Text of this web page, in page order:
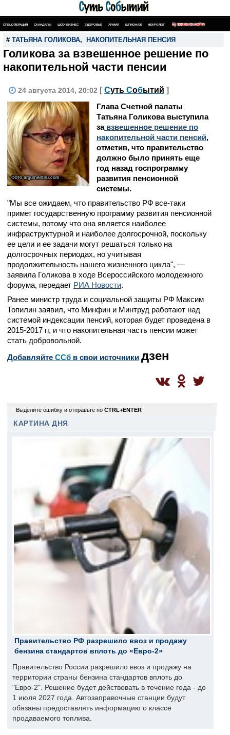
СПЕЦОПЕРАЦИЯ СКАНДАЛЫ ШОУ-БИЗНЕС ЗДОРОВЬЕ АРМИЯ ШПИОНАЖ НЕКРОЛОГ ПОИСК ПО САЙТУ
# ТАТЬЯНА ГОЛИКОВА, НАКОПИТЕЛЬНАЯ ПЕНСИЯ
Голикова за взвешенное решение по
накопительной части пенсии
24 августа 2014, 20:02 [ Суть Событий ]
Фото argumentiru.com
Глава Счетной палаты
Татьяна Голикова выступила
завзвешенное решение по
накопительной части пенсий,
отметив, что правительство
должно было принять еще
год назад госпрограмму
развития пенсионной
системы.
"Мы все ожидаем, что правительство РФ все-таки
примет государственную программу развития пенсионной
системы, потому что она является наиболее
инфраструктурной и наиболее долгосрочной, поскольку
ее цели и ее задачи могут решаться только на
долгосрочных периодах, но учитывая
продолжительность нашего жизненного цикла", —
заявила Голикова в ходе Всероссийского молодежного
форума, передает РИА Новости.
Ранее министр труда и социальной защиты РФ Максим
Топилин заявил, что Минфин и Минтруд работают над
системой индексации пенсий, которая будет проведена в
2015-2017 гг, и что накопительная часть пенсии может
стать добровольной.
Добавляйте CСб в свои источники дзен
Выделите ошибку и отправьте по CTRL+ENTER
КАРТИНА ДНЯ
Правительство РФ разрешило ввоз и продажу
бензина стандартов вплоть до «Евро-2»
Правительство России разрешило ввоз и продажу на
территории страны бензина стандартов вплоть до
"Евро-2". Решение будет действовать в течение года - до
1 июля 2027 года. Автозаправочные станции будут
обязаны предоставлять информацию о классе
продаваемого топлива.